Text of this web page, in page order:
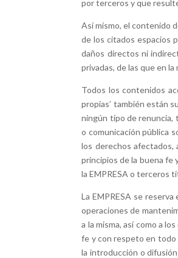
por terceros y que
Así mismo, el contenido
de los citados espacios
daños directos ni
privadas, de las que en
Todos los contenidos
propias’ también están
ningún tipo de renuncia,
o comunicación pública
los derechos afectados,
principios de la buena fe
la EMPRESA o terceros
La EMPRESA se
operaciones de
a la misma, así como a
fe y con respeto en todo
la introducción o